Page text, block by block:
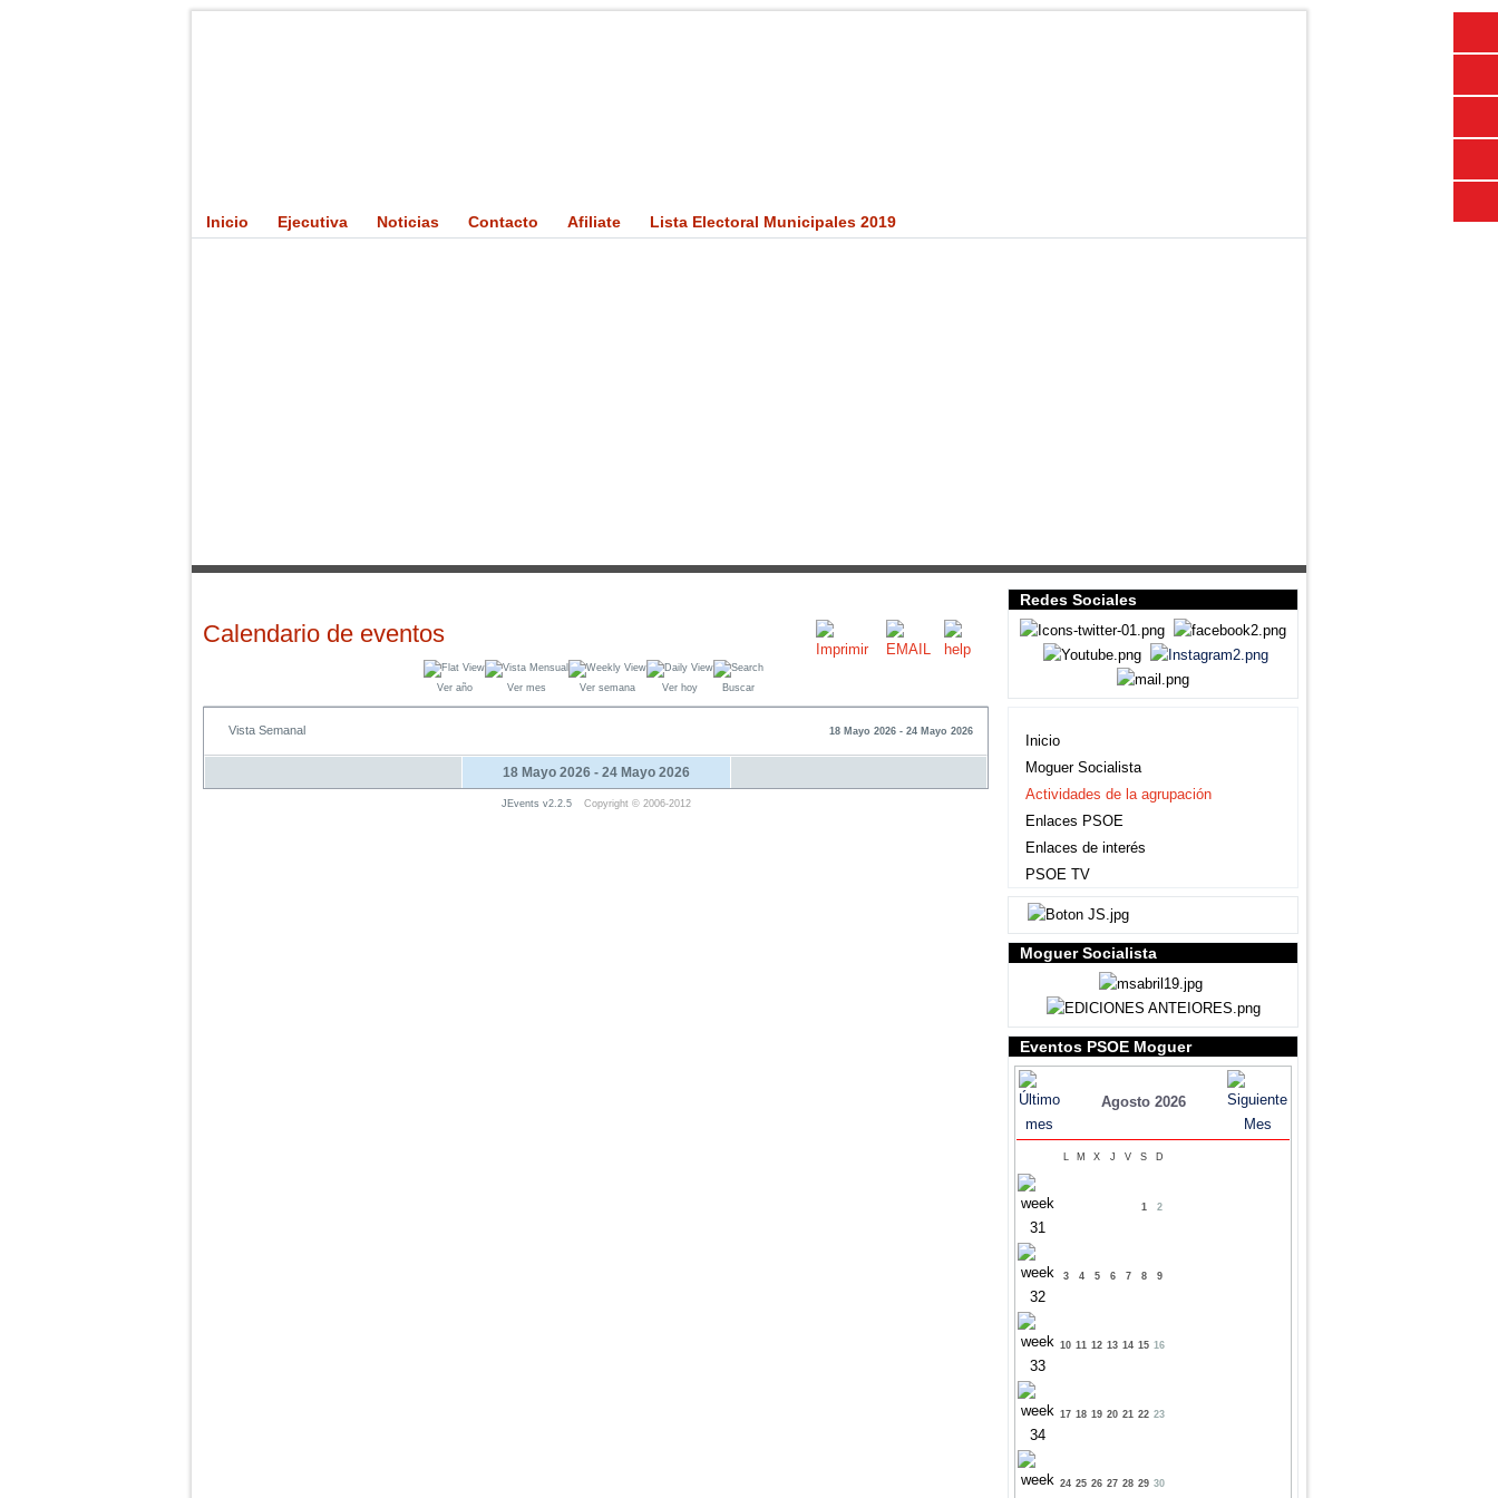
Inicio Ejecutiva Noticias Contacto Afiliate Lista Electoral Municipales 2019
Calendario de eventos
Ver año Ver mes Ver semana Ver hoy Buscar
Vista Semanal 18 Mayo 2026 - 24 Mayo 2026
18 Mayo 2026 - 24 Mayo 2026
JEvents v2.2.5 Copyright © 2006-2012
Redes Sociales
Inicio
Moguer Socialista
Actividades de la agrupación
Enlaces PSOE
Enlaces de interés
PSOE TV
Moguer Socialista
Eventos PSOE Moguer
Agosto 2026
L M X J V S D
1 2
3 4 5 6 7 8 9
10 11 12 13 14 15 16
17 18 19 20 21 22 23
24 25 26 27 28 29 30